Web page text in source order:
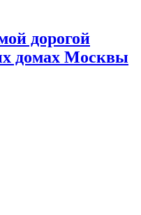
дорогой
домах Москвы